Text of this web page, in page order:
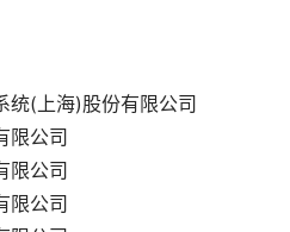
统(上海)股份有限公司
限公司
限公司
限公司